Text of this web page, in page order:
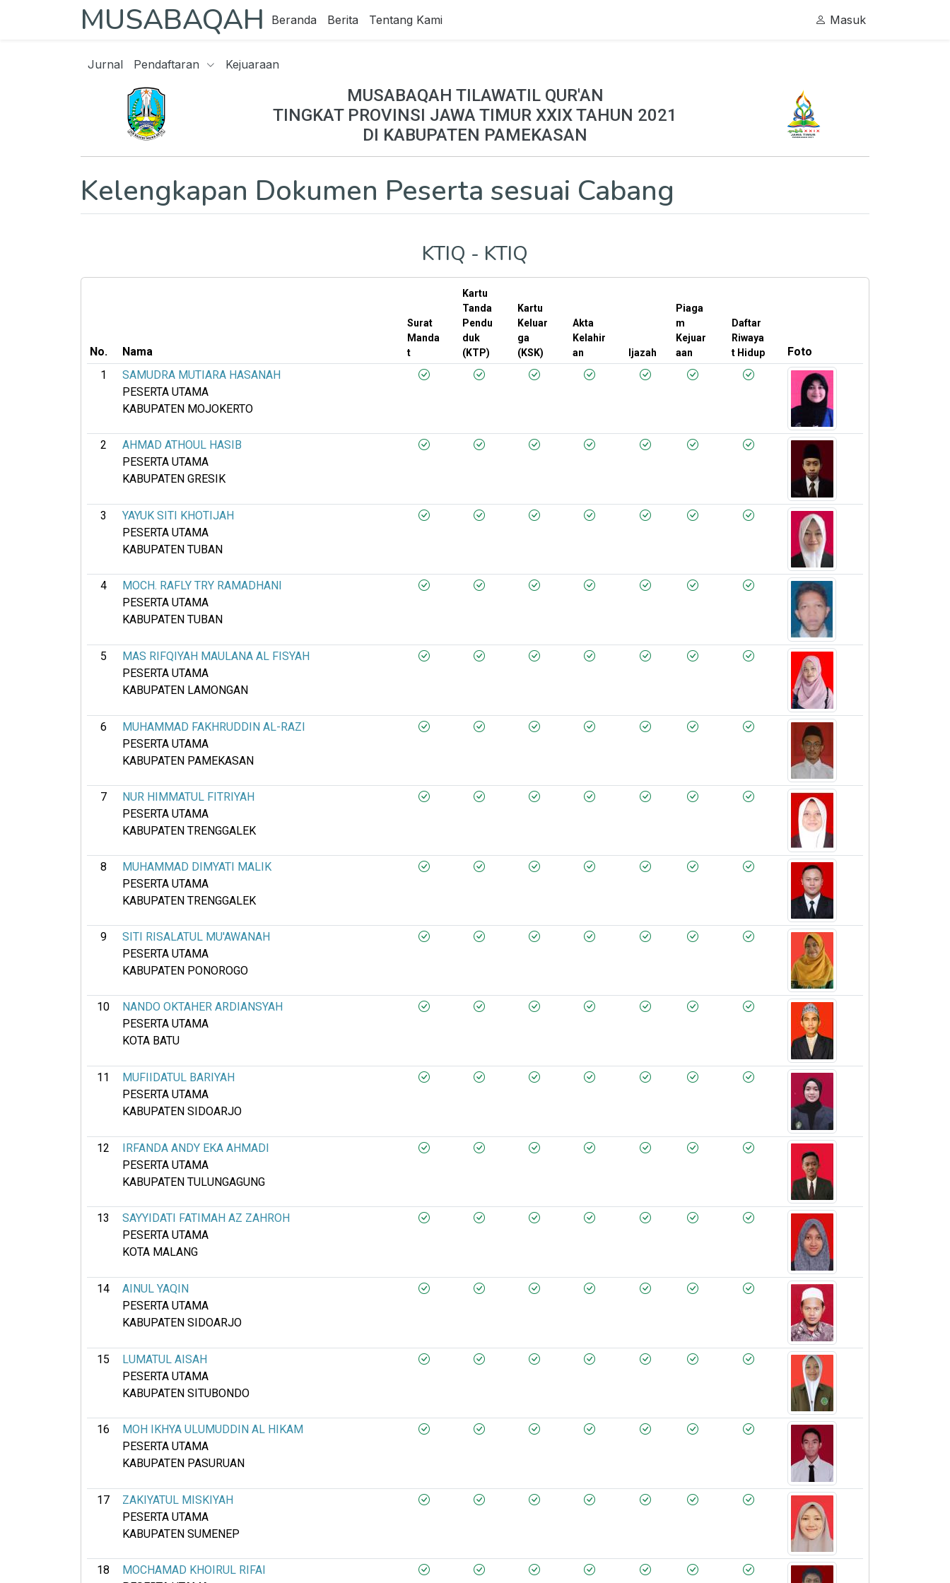
MUSABAQAH Beranda Berita Tentang Kami Masuk
Jurnal Pendaftaran Kejuaraan
MUSABAQAH TILAWATIL QUR'AN
TINGKAT PROVINSI JAWA TIMUR XXIX TAHUN 2021
DI KABUPATEN PAMEKASAN
Kelengkapan Dokumen Peserta sesuai Cabang
KTIQ - KTIQ
No. Nama
Surat
Manda
t
Kartu
Tanda
Pendu
duk
(KTP)
Kartu
Keluar
ga
(KSK)
Akta
Kelahir
an
Ijazah
Piaga
m
Kejuar
aan
Daftar
Riwaya
t Hidup
Foto
1
SAMUDRA MUTIARA HASANAH
PESERTA UTAMA
KABUPATEN MOJOKERTO
2
AHMAD ATHOUL HASIB
PESERTA UTAMA
KABUPATEN GRESIK
3
YAYUK SITI KHOTIJAH
PESERTA UTAMA
KABUPATEN TUBAN
4
MOCH. RAFLY TRY RAMADHANI
PESERTA UTAMA
KABUPATEN TUBAN
5
MAS RIFQIYAH MAULANA AL FISYAH
PESERTA UTAMA
KABUPATEN LAMONGAN
6
MUHAMMAD FAKHRUDDIN AL-RAZI
PESERTA UTAMA
KABUPATEN PAMEKASAN
7
NUR HIMMATUL FITRIYAH
PESERTA UTAMA
KABUPATEN TRENGGALEK
8
MUHAMMAD DIMYATI MALIK
PESERTA UTAMA
KABUPATEN TRENGGALEK
9
SITI RISALATUL MU'AWANAH
PESERTA UTAMA
KABUPATEN PONOROGO
10
NANDO OKTAHER ARDIANSYAH
PESERTA UTAMA
KOTA BATU
11
MUFIIDATUL BARIYAH
PESERTA UTAMA
KABUPATEN SIDOARJO
12
IRFANDA ANDY EKA AHMADI
PESERTA UTAMA
KABUPATEN TULUNGAGUNG
13
SAYYIDATI FATIMAH AZ ZAHROH
PESERTA UTAMA
KOTA MALANG
14
AINUL YAQIN
PESERTA UTAMA
KABUPATEN SIDOARJO
15
LUMATUL AISAH
PESERTA UTAMA
KABUPATEN SITUBONDO
16
MOH IKHYA ULUMUDDIN AL HIKAM
PESERTA UTAMA
KABUPATEN PASURUAN
17
ZAKIYATUL MISKIYAH
PESERTA UTAMA
KABUPATEN SUMENEP
18
MOCHAMAD KHOIRUL RIFAI